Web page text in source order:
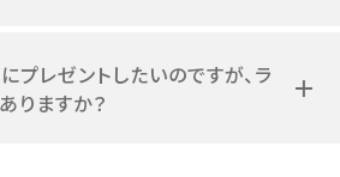
プレゼントしたいのですが、ラ
りますか？